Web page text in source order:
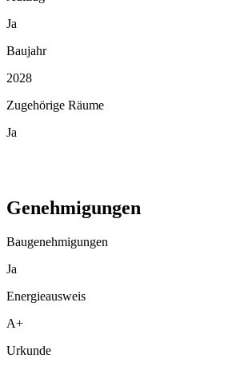
Ja
Baujahr
2028
Zugehörige Räume
Ja
Genehmigungen
Baugenehmigungen
Ja
Energieausweis
A+
Urkunde